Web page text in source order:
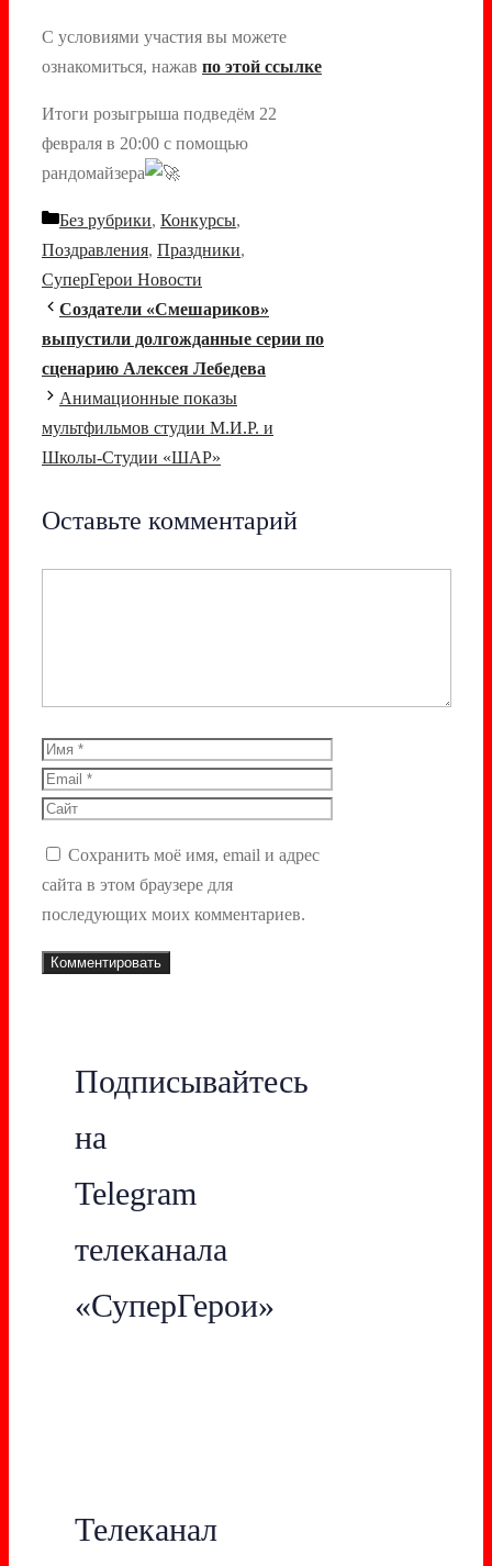
С условиями участия вы можете
ознакомиться, нажав по этой ссылке
Итоги розыгрыша подведём 22
февраля в 20:00 с помощью
рандомайзера
Рубрики
Без рубрики, Конкурсы,
Поздравления, Праздники,
СуперГерои Новости
Навигация
записи
Создатели «Смешариков»
выпустили долгожданные серии по
сценарию Алексея Лебедева
Анимационные показы
мультфильмов студии М.И.Р. и
Школы-Студии «ШАР»
Оставьте комментарий
Имя
Email
Сайт
Сохранить моё имя, email и адрес
сайта в этом браузере для
последующих моих комментариев.
Подписывайтесь
на
Telegram
телеканала
«СуперГерои»
Телеканал